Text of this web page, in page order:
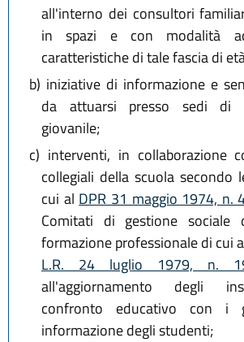
all'interno dei consultori
in spazi e con modalità
caratteristiche di tale fascia di
b) iniziative di informazione e
da attuarsi presso sedi di
giovanile;
c) interventi, in collaborazione
collegiali della scuola secondo
cui al DPR 31 maggio 1974, n.
Comitati di gestione sociale
formazione professionale di cui
L.R. 24 luglio 1979, n.
all'aggiornamento degli
confronto educativo con i
informazione degli studenti;